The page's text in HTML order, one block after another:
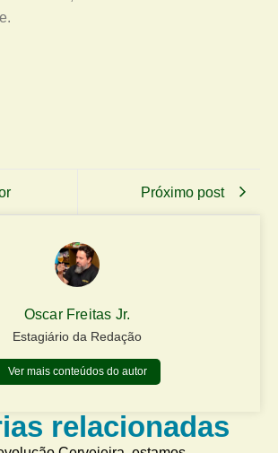
Próximo post
Oscar Freitas Jr.
Estagiário da Redação
Ver mais conteúdos do autor
relacionadas